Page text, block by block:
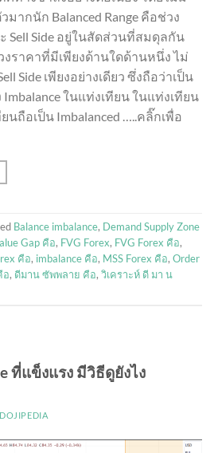
ากนัก Balanced Range คือช่วง
Sell Side อยู่ในสัดส่วนที่สมดุลกัน
งราคาที่มีเพียงด้านใดด้านหนึ่ง ไม่
Side เพียงอย่างเดียว ซึ่งถือว่าเป็น
ในแท่งเทียน ในแท่งเทียน
นถือเป็น Imbalanced …..คลิ๊กเพื่อ
Balance imbalance, Demand Supply Zone
Gap คือ, FVG Forex, FVG Forex คือ,
คือ, imbalance คือ, MSS Forex คือ, Order
อ, ดีมาน ซัพพลาย คือ, วิเคราะห์ ดี มา น
ที่แข็งแรง มีวิธีดูยังไง
DOJIPEDIA